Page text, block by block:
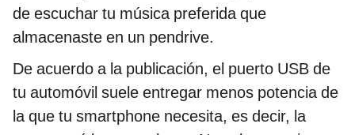
de escuchar tu música preferida que
almacenaste en un pendrive.
De acuerdo a la publicación, el puerto USB de
tu automóvil suele entregar menos potencia de
la que tu smartphone necesita, es decir, la